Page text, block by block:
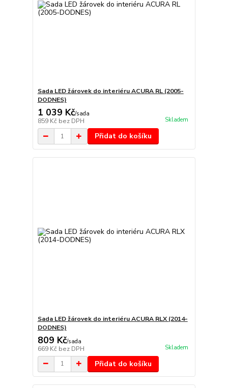
Sada LED žárovek do interiéru ACURA RL (2005-
DODNES)
1 039 Kč/sada
859 Kč bez DPH Skladem
Přidat do košíku
Sada LED žárovek do interiéru ACURA RLX (2014-
DODNES)
809 Kč/sada
669 Kč bez DPH Skladem
Přidat do košíku